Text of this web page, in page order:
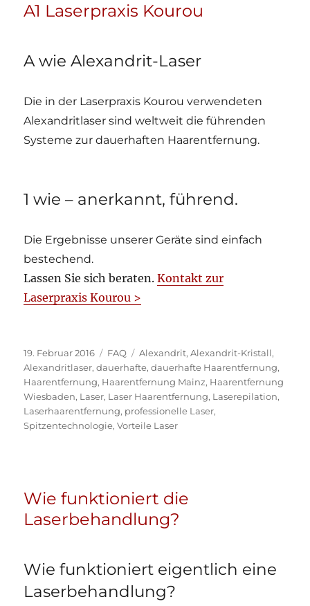
A1 Laserpraxis Kourou
A wie Alexandrit-Laser
Die in der Laserpraxis Kourou verwendeten
Alexandritlaser sind weltweit die führenden
Systeme zur dauerhaften Haarentfernung.
1 wie – anerkannt, führend.
Die Ergebnisse unserer Geräte sind einfach
bestechend.
Lassen Sie sich beraten.Kontakt zur
Laserpraxis Kourou >
Veröffentlicht
am
19. Februar 2016 Kategorien
FAQ Schlagwörter
Alexandrit,Alexandrit-Kristall,
Alexandritlaser,dauerhafte,dauerhafte Haarentfernung,
Haarentfernung, Haarentfernung Mainz, Haarentfernung
Wiesbaden, Laser, Laser Haarentfernung, Laserepilation,
Laserhaarentfernung, professionelle Laser,
Spitzentechnologie,Vorteile Laser
Wie funktioniert die
Laserbehandlung?
Wie funktioniert eigentlich eine
Laserbehandlung?